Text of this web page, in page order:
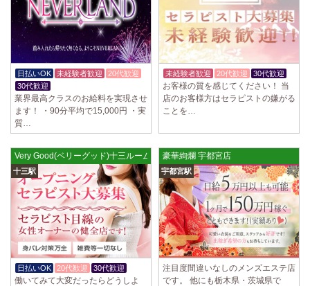
日払いOK 未経験者歓迎
20代歓迎
30代歓迎
業界最高クラスのお給料を実現させ
ます！ ・90分平均で15,000円 ・実
質…
未経験者歓迎 20代歓迎 30代歓迎
お客様の質を感じてください！ 当
店のお客様方はセラピストの嫌がる
ことを…
Very Good(ベリーグッド)十三ルーム
十三駅
日払いOK 20代歓迎 30代歓迎
働いてみて大変だったらどうしよ
豪華絢爛 宇都宮店
宇都宮駅
注目度間違いなしのメンズエステ店
です。 他にも栃木県・茨城県で